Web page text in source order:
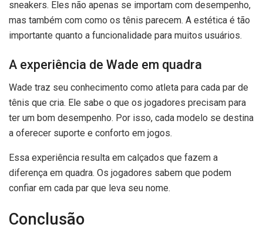
sneakers. Eles não apenas se importam com desempenho,
mas também com como os tênis parecem. A estética é tão
importante quanto a funcionalidade para muitos usuários.
A experiência de Wade em quadra
Wade traz seu conhecimento como atleta para cada par de
tênis que cria. Ele sabe o que os jogadores precisam para
ter um bom desempenho. Por isso, cada modelo se destina
a oferecer suporte e conforto em jogos.
Essa experiência resulta em calçados que fazem a
diferença em quadra. Os jogadores sabem que podem
confiar em cada par que leva seu nome.
Conclusão